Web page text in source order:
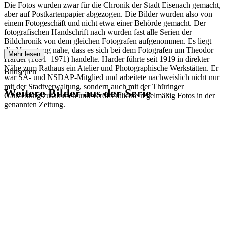
Die Fotos wurden zwar für die Chronik der Stadt Eisenach gemacht,
aber auf Postkartenpapier abgezogen. Die Bilder wurden also von
einem Fotogeschäft und nicht etwa einer Behörde gemacht. Der
fotografischen Handschrift nach wurden fast alle Serien der
Bildchronik von dem gleichen Fotografen aufgenommen. Es liegt
die Vermutung nahe, dass es sich bei dem Fotografen um Theodor
Harder (1891–1971) handelte. Harder führte seit 1919 in direkter
Nähe zum Rathaus ein Atelier und Photographische Werkstätten. Er
war SA- und NSDAP-Mitglied und arbeitete nachweislich nicht nur
mit der Stadtverwaltung, sondern auch mit der Thüringer
Gauzeitung zusammen und veröffentlichte regelmäßig Fotos in der
genannten Zeitung.
Mehr lesen
Bildserien
Weitere Bilder aus der Serie